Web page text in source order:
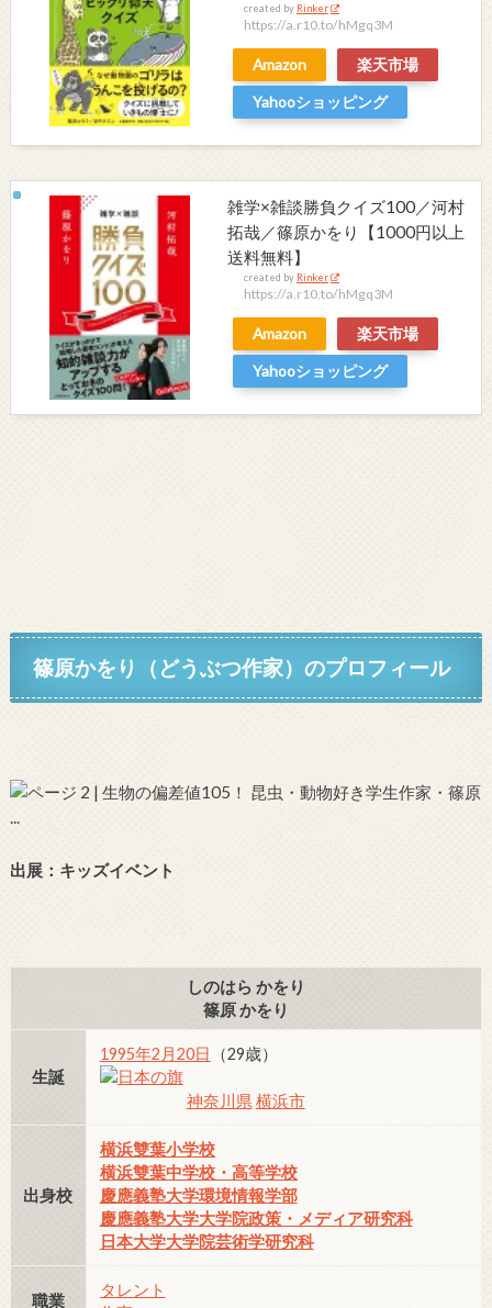
created by Rinker
https://a.r10.to/hMgq3M
Amazon
楽天市場
Yahooショッピング
雑学×雑談勝負クイズ100／河村
拓哉／篠原かをり【1000円以上
送料無料】
created by Rinker
https://a.r10.to/hMgq3M
Amazon
楽天市場
Yahooショッピング
篠原かをり（どうぶつ作家）のプロフィール
出展： キッズイベント
しのはら かをり
篠原 かをり
生誕
1995年2月20日 （29歳）
神奈川県 横浜市
出身校
横浜雙葉小学校
横浜雙葉中学校・高等学校
慶應義塾大学環境情報学部
慶應義塾大学大学院政策・メディア研究科
日本大学大学院芸術学研究科
職業
タレント